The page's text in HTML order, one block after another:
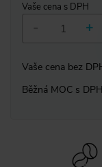
Vaše cena s DPH
+
Vaše cena bez
Běžná MOC s DPH